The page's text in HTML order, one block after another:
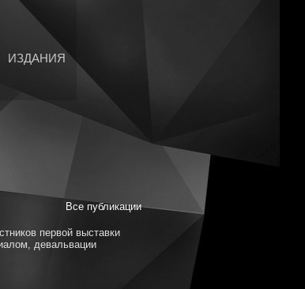
ИЗДАНИЯ
Все публикации
первой выставки
девальвации